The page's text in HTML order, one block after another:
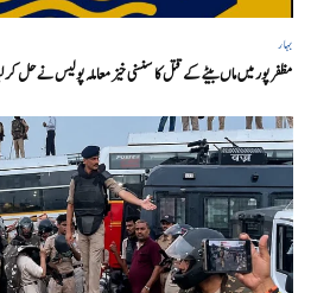
بہار
مظفر پور میں ماں بیٹے کے قتل کا سنسنی خیز معاملہ پولیس نے حل کر